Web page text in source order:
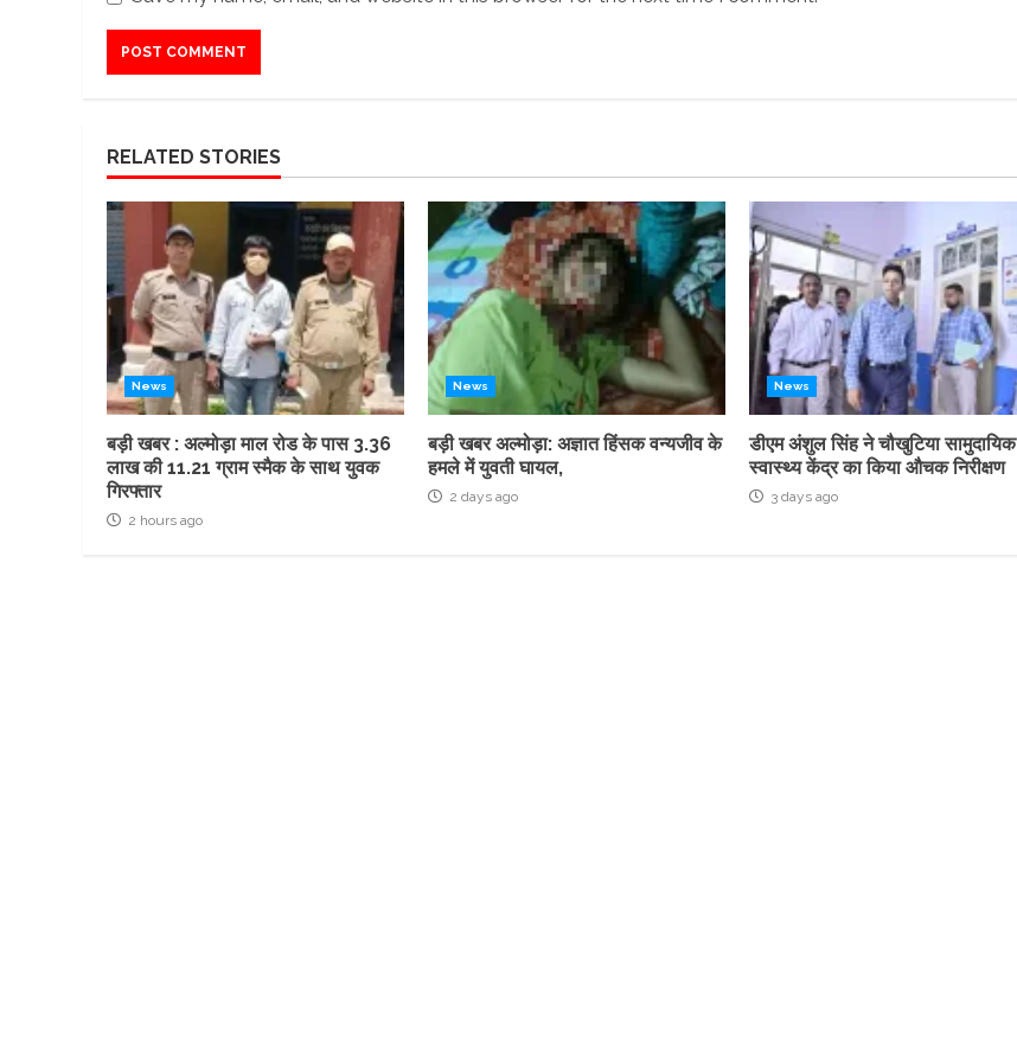
RELATED STORIES
News
बड़ी खबर : अल्मोड़ा माल रोड के पास 3.36
लाख की 11.21 ग्राम स्मैक के साथ युवक
गिरफ्तार
2 hours ago
News
बड़ी खबर अल्मोड़ा: अज्ञात हिंसक वन्यजीव के
हमले में युवती घायल,
2 days ago
News
डीएम अंशुल सिंह ने चौखुटिया सामुदायिक
स्वास्थ्य केंद्र का किया औचक निरीक्षण
3 days ago